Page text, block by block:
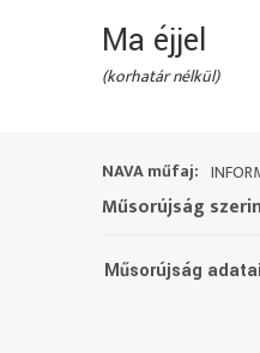
Ma éjjel
(korhatár nélkül)
NAVA műfaj:
Műsorújság
Műsorújság